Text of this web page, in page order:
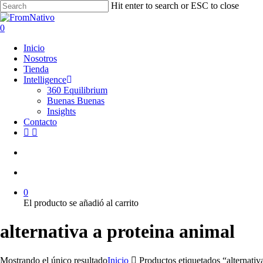
Skip
to
main
Hit enter to search or ESC to close
Close
Search
search
account
0
Inicio
Nosotros
Tienda
Intelligence
360 Equilibrium
Buenas Buenas
Insights
Contacto
facebook
instagram
0
El producto se añadió al carrito
alternativa a proteina animal
Mostrando el único resultadoInicio Productos etiquetados